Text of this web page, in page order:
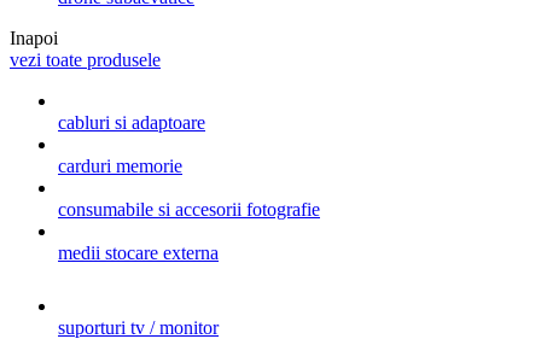
Inapoi
vezi toate produsele
cabluri si adaptoare
carduri memorie
consumabile si accesorii fotografie
medii stocare externa
suporturi tv / monitor